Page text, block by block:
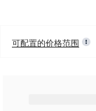
可配置的价格范围